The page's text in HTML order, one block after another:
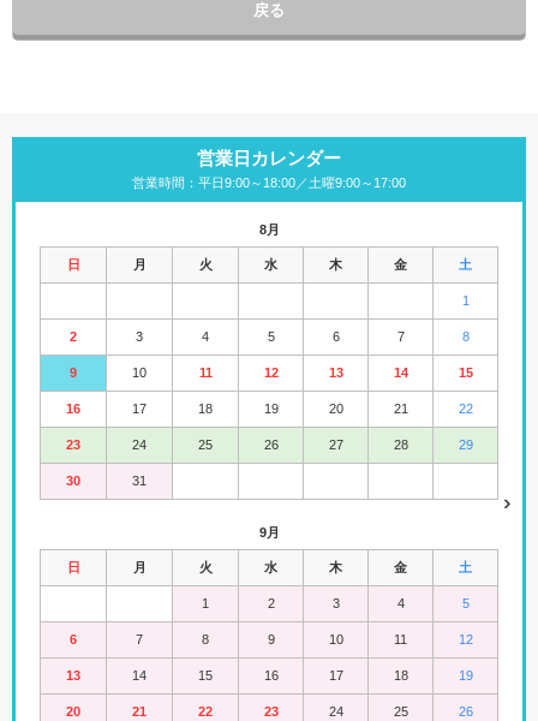
戻る
営業日カレンダー
営業時間：平日9:00～18:00／土曜9:00～17:00
8月
日 月 火 水 木 金 土
1
2 3 4 5 6 7 8
9 10 11 12 13 14 15
16 17 18 19 20 21 22
23 24 25 26 27 28 29
30 31
9月
日 月 火 水 木 金 土
1 2 3 4 5
6 7 8 9 10 11 12
13 14 15 16 17 18 19
20 21 22 23 24 25 26